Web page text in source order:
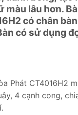
màu lâu hơn.
có chân
có sử dụng
Phát CT4016H2
4 cạnh cong,